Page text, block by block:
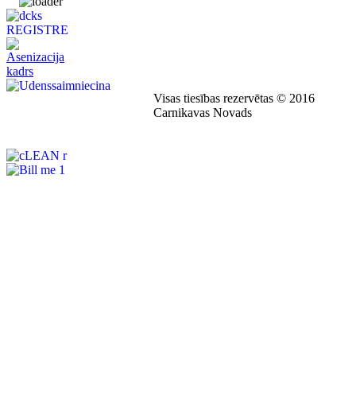
Visas tiesības rezervētas © 2016
Carnikavas Novads